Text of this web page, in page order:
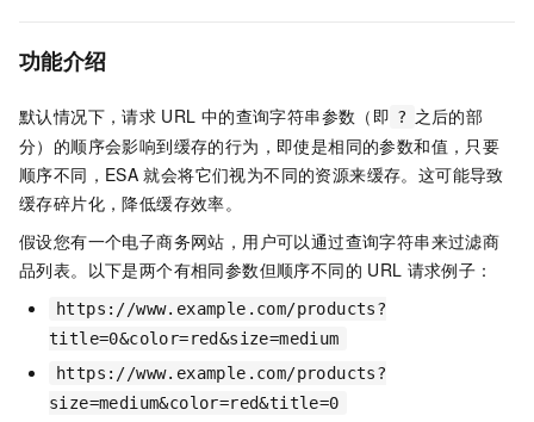
功能介绍
默认情况下，请求 URL 中的查询字符串参数（即 ? 之后的部
分）的顺序会影响到缓存的行为，即使是相同的参数和值，只要
顺序不同， ESA 就会将它们视为不同的资源来缓存。这可能导致
缓存碎片化，降低缓存效率。
假设您有一个电子商务网站，用户可以通过查询字符串来过滤商
品列表。以下是两个有相同参数但顺序不同的 URL 请求例子：
https://www.example.com/products?
title=0&color=red&size=medium
https://www.example.com/products?
size=medium&color=red&title=0